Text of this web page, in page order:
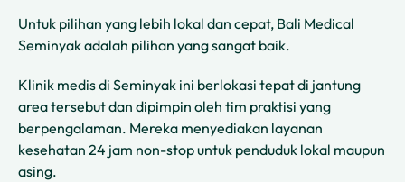
Untuk pilihan yang lebih lokal dan cepat, Bali Medical
Seminyak adalah pilihan yang sangat baik.
Klinik medis di Seminyak ini berlokasi tepat di jantung
area tersebut dan dipimpin oleh tim praktisi yang
berpengalaman. Mereka menyediakan layanan
kesehatan 24 jam non-stop untuk penduduk lokal maupun
asing.